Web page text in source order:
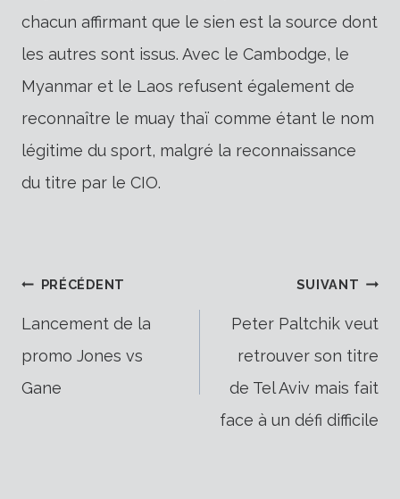
chacun affirmant que le sien est la source dont
les autres sont issus. Avec le Cambodge, le
Myanmar et le Laos refusent également de
reconnaître le muay thaï comme étant le nom
légitime du sport, malgré la reconnaissance
du titre par le CIO.
Navigation
de
PRÉCÉDENT
Lancement de la
promo Jones vs
Gane
SUIVANT
Peter Paltchik veut
retrouver son titre
de Tel Aviv mais fait
face à un défi difficile